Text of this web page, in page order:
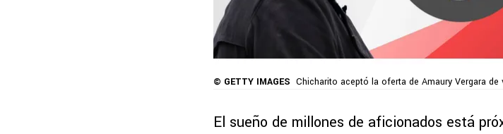
© GETTY IMAGES Chicharito aceptó la oferta de Amaury Vergara de
El sueño de millones de aficionados está